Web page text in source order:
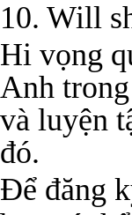
10. Will
Hi vọng
Anh
và luyện
đó.
Để đăng